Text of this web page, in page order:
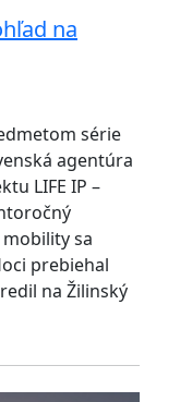
na
série
agentúra
LIFE IP –
sa
prebiehal
na Žilinský